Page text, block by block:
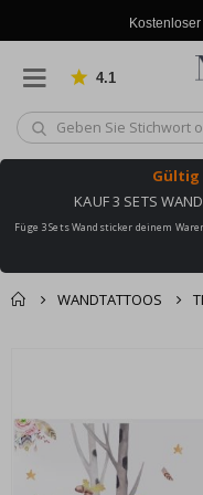
4.1
Gültig
KAUF 3 SETS
Füge 3 Sets Wandsticker deinem
WANDTATTOOS
Bildgalerie
springen